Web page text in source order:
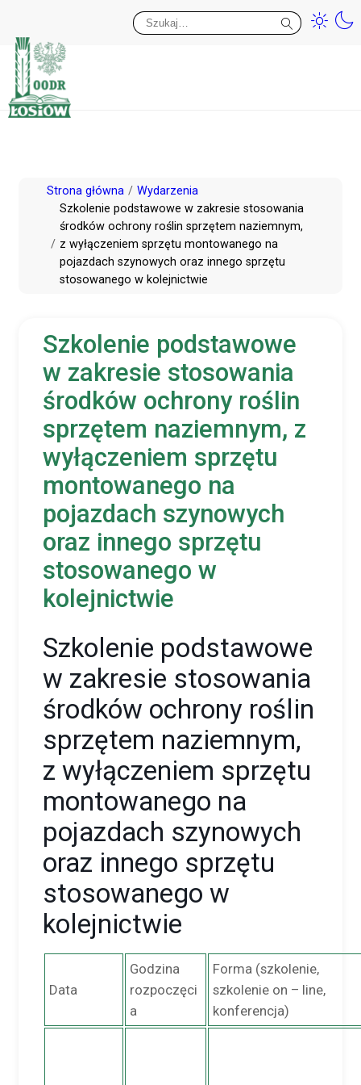
PrzejdźStrona główna
Wydarzenia
Szkolenie podstawowe w zakresie stosowania
środków ochrony roślin sprzętem naziemnym,
z wyłączeniem sprzętu montowanego na
pojazdach szynowych oraz innego sprzętu
stosowanego w kolejnictwie
Szkolenie podstawowe
w zakresie stosowania
środków ochrony roślin
sprzętem naziemnym, z
wyłączeniem sprzętu
montowanego na
pojazdach szynowych
oraz innego sprzętu
stosowanego w
kolejnictwie
Szkolenie podstawowe
w zakresie stosowania
środków ochrony roślin
sprzętem naziemnym,
z wyłączeniem sprzętu
montowanego na
pojazdach szynowych
oraz innego sprzętu
stosowanego w
kolejnictwie
Data
Godzina
rozpoczęci
a
Forma (szkolenie,
szkolenie on – line,
konferencja)